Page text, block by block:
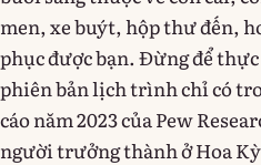
men, xe buýt, hộp thư đến,
phục được bạn. Đừng để
phiên bản lịch trình chỉ có
cáo năm 2023 của Pew
người trưởng thành ở Hoa